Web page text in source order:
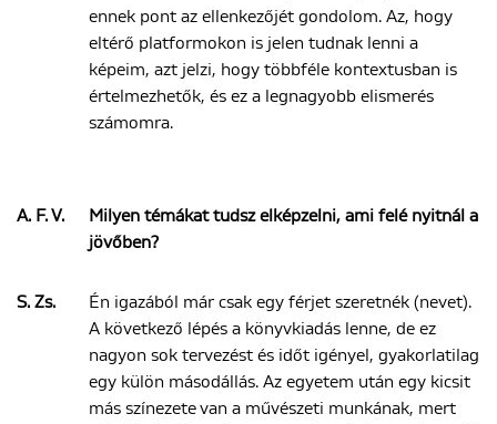
ennek pont az ellenkezőjét gondolom. Az, hogy
eltérő platformokon is jelen tudnak lenni a
képeim, azt jelzi, hogy többféle kontextusban is
értelmezhetők, és ez a legnagyobb elismerés
számomra.
A. F. V.
Milyen témákat tudsz elképzelni, ami felé nyitnál a
jövőben?
S. Zs.
Én igazából már csak egy férjet szeretnék (nevet).
A következő lépés a könyvkiadás lenne, de ez
nagyon sok tervezést és időt igényel, gyakorlatilag
egy külön másodállás. Az egyetem után egy kicsit
más színezete van a művészeti munkának, mert